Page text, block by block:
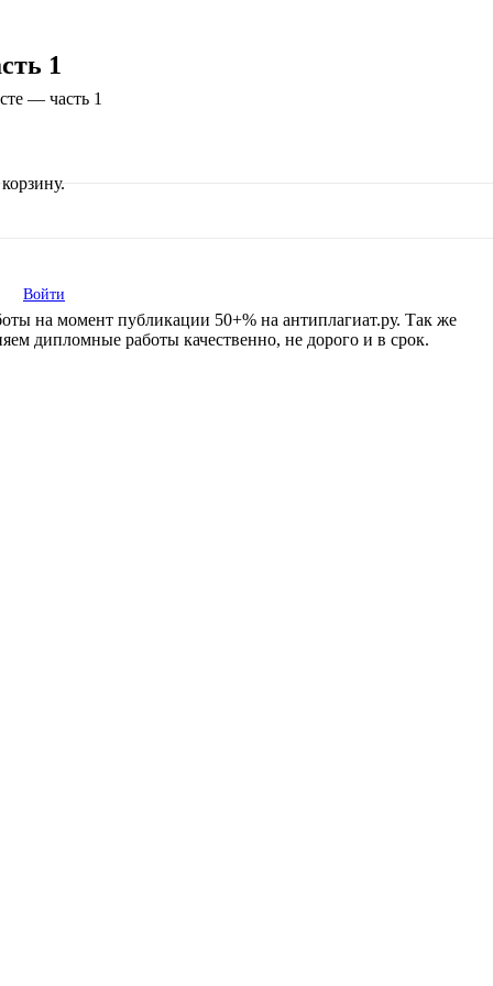
Войти
1
— часть 1
на момент публикации 50+% на антиплагиат.ру. Так же
дипломные работы качественно, не дорого и в срок.